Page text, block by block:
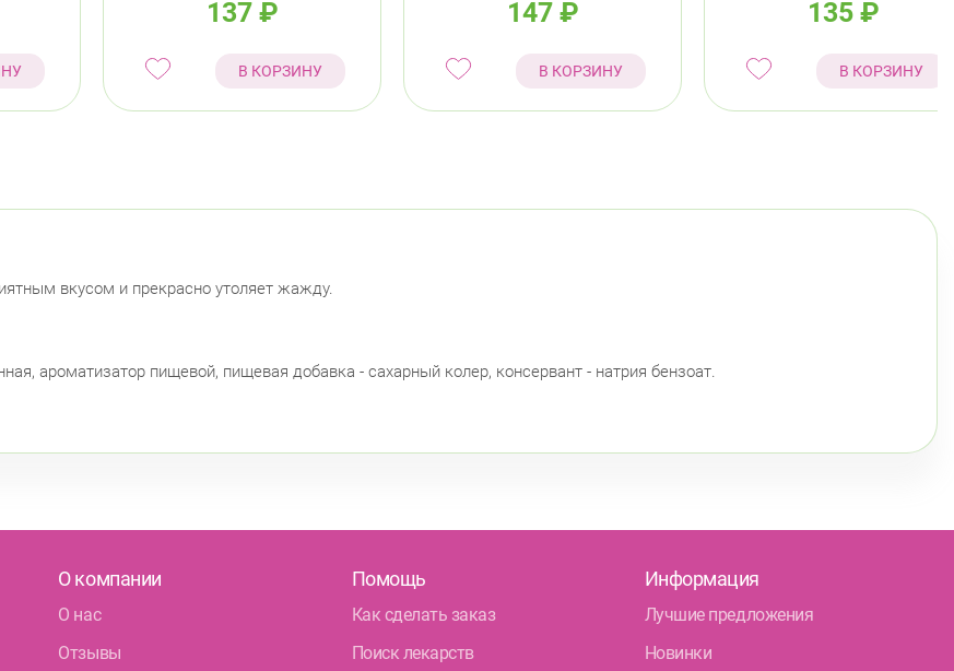
137 ₽
В КОРЗИНУ
147 ₽
В КОРЗИНУ
135 ₽
В КОРЗИНУ
вкусом и прекрасно утоляет жажду.
ароматизатор пищевой, пищевая добавка - сахарный колер, консервант - натрия бензоат.
О компании
О нас
Отзывы
Помощь
Как сделать заказ
Поиск лекарств
Информация
Лучшие предложения
Новинки